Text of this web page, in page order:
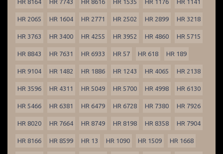
HR 8164 HR 7743 HR 8616 HR 1535 HR 1176 HR 1141
HR 2065 HR 1604 HR 2771 HR 2502 HR 2899 HR 3218
HR 3763 HR 3400 HR 4255 HR 3952 HR 4860 HR 5715
HR 8843 HR 7631 HR 6933 HR 57 HR 618 HR 189
HR 9104 HR 1482 HR 1886 HR 1243 HR 4065 HR 2138
HR 3596 HR 4311 HR 5049 HR 5700 HR 4998 HR 6130
HR 5466 HR 6381 HR 6479 HR 6728 HR 7380 HR 7926
HR 8020 HR 7664 HR 8749 HR 8198 HR 8358 HR 7904
HR 8166 HR 8599 HR 13 HR 1090 HR 1509 HR 1668